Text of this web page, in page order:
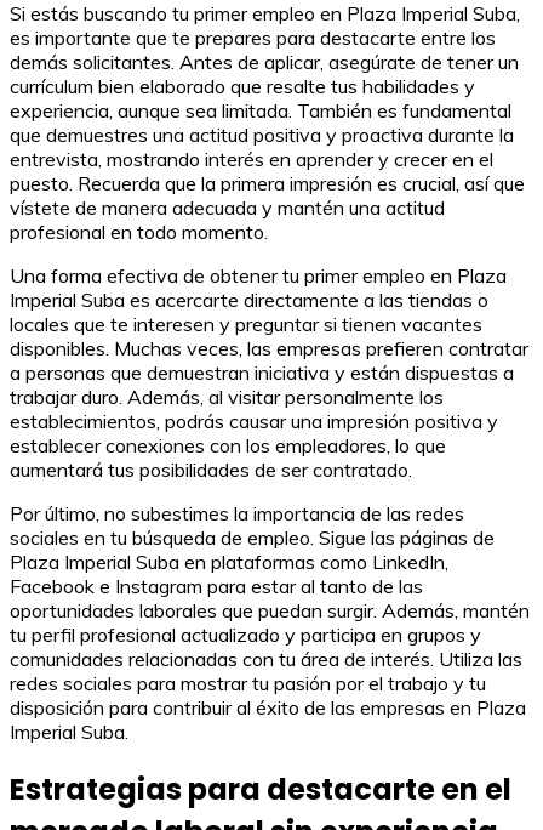
Si estás buscando tu primer empleo en Plaza Imperial Suba,
es importante que te prepares para destacarte entre los
demás solicitantes. Antes de aplicar, asegúrate de tener un
currículum bien elaborado que resalte tus habilidades y
experiencia, aunque sea limitada. También es fundamental
que demuestres una actitud positiva y proactiva durante la
entrevista, mostrando interés en aprender y crecer en el
puesto. Recuerda que la primera impresión es crucial, así que
vístete de manera adecuada y mantén una actitud
profesional en todo momento.
Una forma efectiva de obtener tu primer empleo en Plaza
Imperial Suba es acercarte directamente a las tiendas o
locales que te interesen y preguntar si tienen vacantes
disponibles. Muchas veces, las empresas prefieren contratar
a personas que demuestran iniciativa y están dispuestas a
trabajar duro. Además, al visitar personalmente los
establecimientos, podrás causar una impresión positiva y
establecer conexiones con los empleadores, lo que
aumentará tus posibilidades de ser contratado.
Por último, no subestimes la importancia de las redes
sociales en tu búsqueda de empleo. Sigue las páginas de
Plaza Imperial Suba en plataformas como LinkedIn,
Facebook e Instagram para estar al tanto de las
oportunidades laborales que puedan surgir. Además, mantén
tu perfil profesional actualizado y participa en grupos y
comunidades relacionadas con tu área de interés. Utiliza las
redes sociales para mostrar tu pasión por el trabajo y tu
disposición para contribuir al éxito de las empresas en Plaza
Imperial Suba.
Estrategias para destacarte en el